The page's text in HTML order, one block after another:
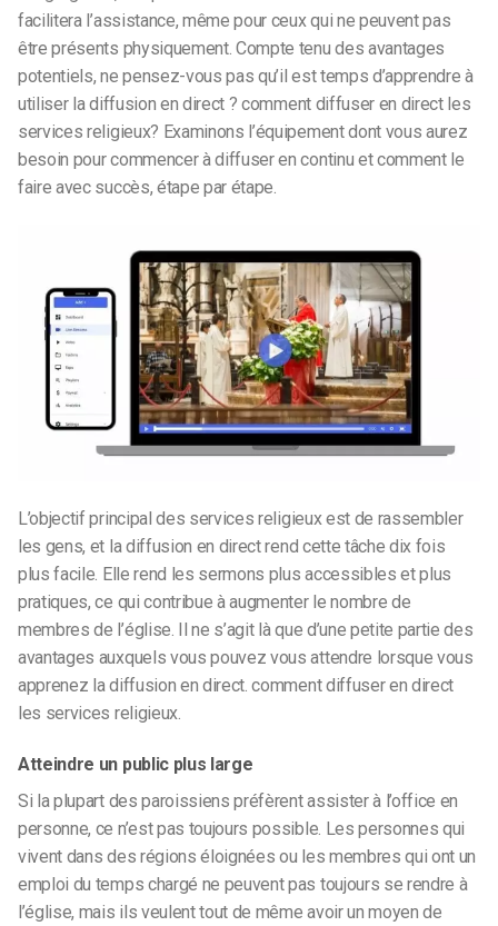
facilitera l’assistance, même pour ceux qui ne peuvent pas
être présents physiquement. Compte tenu des avantages
potentiels, ne pensez-vous pas qu’il est temps d’apprendre à
utiliser la diffusion en direct ?comment diffuser en direct les
services religieux? Examinons l’équipement dont vous aurez
besoin pour commencer à diffuser en continu et comment le
faire avec succès, étape par étape.
L’objectif principal des services religieux est de rassembler
les gens, et la diffusion en direct rend cette tâche dix fois
plus facile. Elle rend les sermons plus accessibles et plus
pratiques, ce qui contribue à augmenter le nombre de
membres de l’église. Il ne s’agit là que d’une petite partie des
avantages auxquels vous pouvez vous attendre lorsque vous
apprenez la diffusion en direct.comment diffuser en direct
les services religieux.
Atteindre un public plus large
Si la plupart des paroissiens préfèrent assister à l’office en
personne, ce n’est pas toujours possible. Les personnes qui
vivent dans des régions éloignées ou les membres qui ont un
emploi du temps chargé ne peuvent pas toujours se rendre à
l’église, mais ils veulent tout de même avoir un moyen de